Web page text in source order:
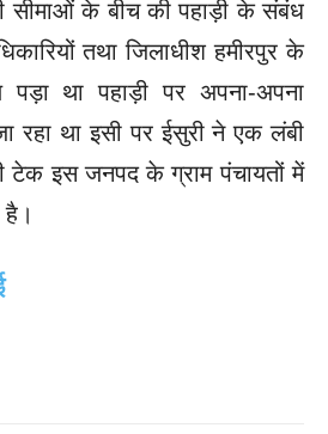
सीमाओं के बीच की पहाड़ी के संबंध
तथा जिलाधीश हमीरपुर के
था पहाड़ी पर अपना-अपना
रहा था इसी पर ईसुरी ने एक लंबी
टेक इस जनपद के ग्राम पंचायतों में